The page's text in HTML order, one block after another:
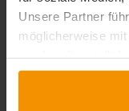
Unsere Partner
möglicherweise
Nutzung der
Ein Diagramm
Verwaltung
Ein Objekt aus
Folien einer
Einfügen